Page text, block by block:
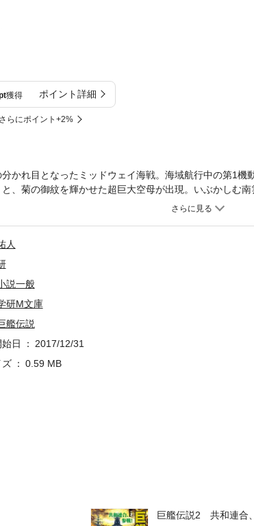
獲得 ポイント詳細
らにポイント+2%
巨艦伝説2 共和連合
かれ目となったミッドウェイ海戦。海域航行中の第1機
、菊の御紋を輝かせた超巨大空母が出現。いぶかしむ
人
説一般
研M文庫
艦伝説
日
2017/12/31
ズ
0.59 MB